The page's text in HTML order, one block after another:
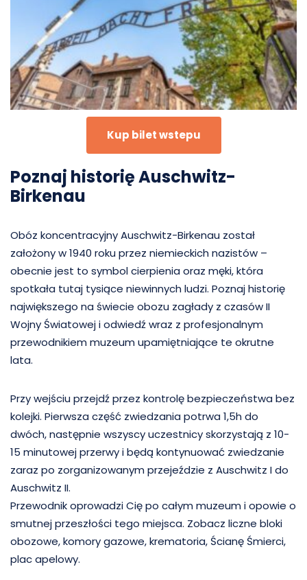
Kup bilet wstepu
Poznaj historię Auschwitz-
Birkenau
Obóz koncentracyjny Auschwitz-Birkenau został
założony w 1940 roku przez niemieckich nazistów –
obecnie jest to symbol cierpienia oraz męki, która
spotkała tutaj tysiące niewinnych ludzi. Poznaj historię
największego na świecie obozu zagłady z czasów II
Wojny Światowej i odwiedź wraz z profesjonalnym
przewodnikiem muzeum upamiętniające te okrutne
lata.
Przy wejściu przejdź przez kontrolę bezpieczeństwa bez
kolejki. Pierwsza część zwiedzania potrwa 1,5h do
dwóch, następnie wszyscy uczestnicy skorzystają z 10-
15 minutowej przerwy i będą kontynuować zwiedzanie
zaraz po zorganizowanym przejeździe z Auschwitz I do
Auschwitz II.
Przewodnik oprowadzi Cię po całym muzeum i opowie o
smutnej przeszłości tego miejsca. Zobacz liczne bloki
obozowe, komory gazowe, krematoria, Ścianę Śmierci,
plac apelowy.